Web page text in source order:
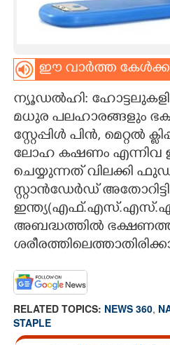
ASTRO
LITERATURE
ZOOM
CONTACT US
ഈ വാർത്ത
ന്യൂഡൽഹി:
മധുര പലഹാരങ്ങളും
സ്റ്റേപ്പിൾ പിൻ, മെറ്റൽ
ലോഹ കഷണം എന്നിവ
ചെയ്യുന്നത് വിലക്കി
സ്റ്റാൻഡേർഡ്
അബദ്ധത്തിൽ
RELATED TOPICS: NEWS 360,
STAPLE